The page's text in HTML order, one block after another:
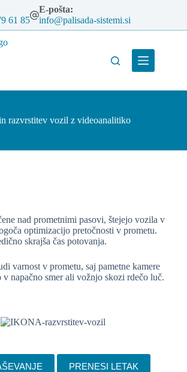
61 85
E-pošta:
info@palisada-sistemi.si
razvrstitev vozil z videoanalitiko
nad prometnimi pasovi, štejejo vozila v
optimizacijo pretočnosti v prometu.
skrajša čas potovanja.
varnost v prometu, saj pametne kamere
napačno smer ali vožnjo skozi rdečo luč.
PRENESI LETAK